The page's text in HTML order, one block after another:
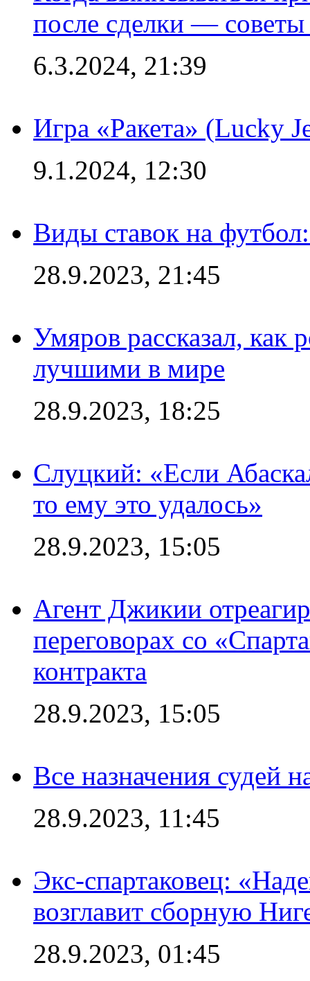
после сделки —
6.3.2024, 21:39
Игра «Ракета» (Lucky
9.1.2024, 12:30
Виды ставок на
28.9.2023, 21:45
Умяров рассказал, как
лучшими в мире
28.9.2023, 18:25
Слуцкий: «Если
то ему это удалось»
28.9.2023, 15:05
Агент Джикии
переговорах со
контракта
28.9.2023, 15:05
Все назначения судей
28.9.2023, 11:45
Экс-спартаковец:
возглавит сборную
28.9.2023, 01:45